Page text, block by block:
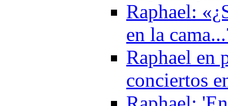
Raphael:
en la
Raphael en
conciertos